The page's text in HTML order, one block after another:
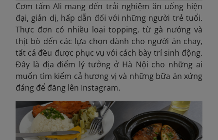
Cơm tấm Ali mang đến trải nghiệm ăn uống hiện
đại, giản dị, hấp dẫn đối với những người trẻ tuổi.
Thực đơn có nhiều loại topping, từ gà nướng và
thịt bò đến các lựa chọn dành cho người ăn chay,
tất cả đều được phục vụ với cách bày trí sinh động.
Đây là địa điểm lý tưởng ở Hà Nội cho những ai
muốn tìm kiếm cả hương vị và những bữa ăn xứng
đáng để đăng lên Instagram.